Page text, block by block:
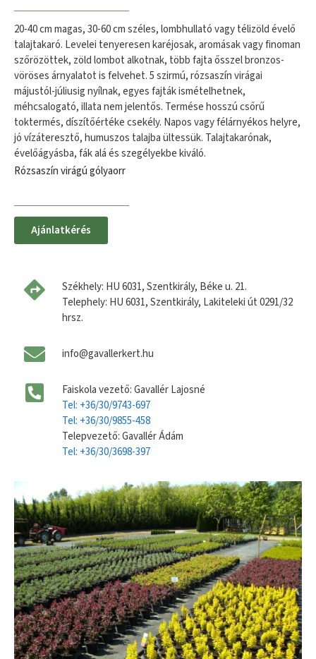
20-40 cm magas, 30-60 cm széles, lombhullató vagy télizöld évelő
talajtakaró. Levelei tenyeresen karéjosak, aromásak vagy finoman
szőrözöttek, zöld lombot alkotnak, több fajta ősszel bronzos-
vöröses árnyalatot is felvehet. 5 szirmú, rózsaszín virágai
májustól-júliusig nyílnak, egyes fajták ismételhetnek,
méhcsalogató, illata nem jelentős. Termése hosszú csőrű
toktermés, díszítőértéke csekély. Napos vagy félárnyékos helyre,
jó vízáteresztő, humuszos talajba ültessük. Talajtakarónak,
évelőágyásba, fák alá és szegélyekbe kiváló.
Rózsaszín virágú gólyaorr
Ajánlatkérés
Székhely: HU 6031, Szentkirály, Béke u. 21.
Telephely: HU 6031, Szentkirály, Lakiteleki út 0291/32
hrsz.
info@gavallerkert.hu
Faiskola vezető: Gavallér Lajosné
Tel: +36/30/9743-697
Tel: +36/30/9855-458
Telepvezető: Gavallér Ádám
Tel: +36/30/3698-397